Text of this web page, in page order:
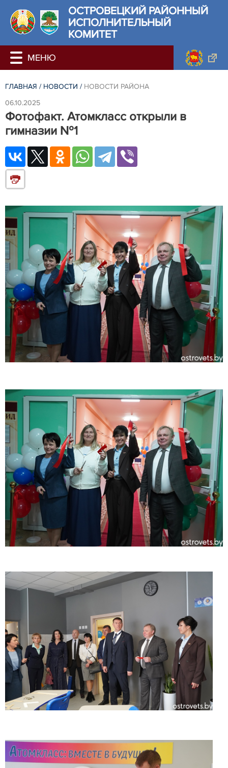
ОСТРОВЕЦКИЙ РАЙОННЫЙ
ИСПОЛНИТЕЛЬНЫЙ
КОМИТЕТ
ГЛАВНАЯ / НОВОСТИ / НОВОСТИ РАЙОНА
06.10.2025
Фотофакт. Атомкласс открыли в
гимназии №1